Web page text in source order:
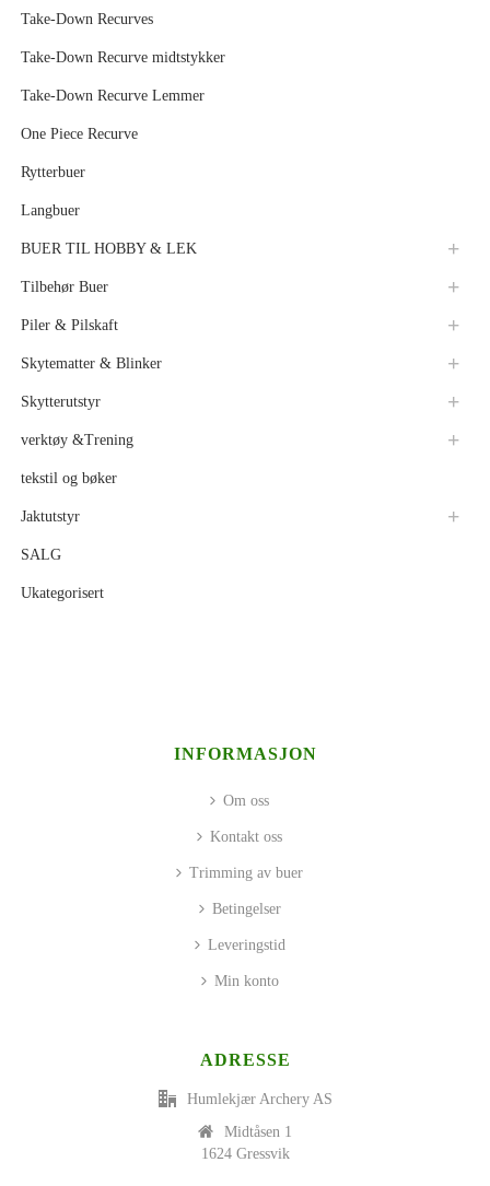
Take-Down Recurves
Take-Down Recurve midtstykker
Take-Down Recurve Lemmer
One Piece Recurve
Rytterbuer
Langbuer
BUER TIL HOBBY & LEK
Tilbehør Buer
Piler & Pilskaft
Skytematter & Blinker
Skytterutstyr
verktøy &Trening
tekstil og bøker
Jaktutstyr
SALG
Ukategorisert
INFORMASJON
Om oss
Kontakt oss
Trimming av buer
Betingelser
Leveringstid
Min konto
ADRESSE
Humlekjær Archery AS
Midtåsen 1
1624 Gressvik